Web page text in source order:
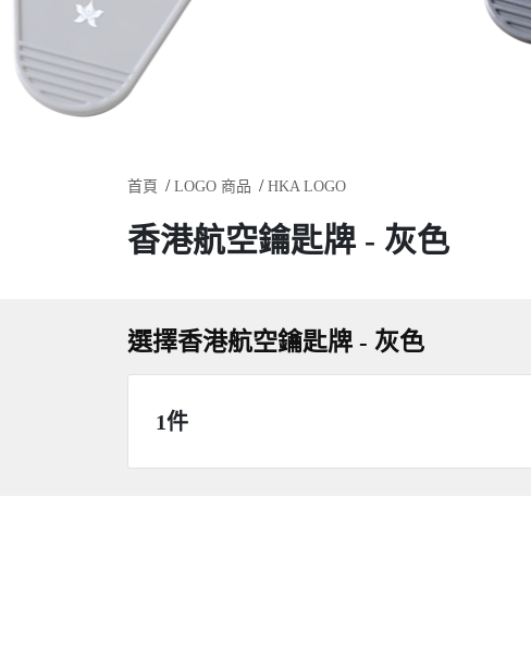
首頁 LOGO 商品 HKA LOGO
香港航空鑰匙牌 - 灰色
選擇香港航空鑰匙牌 - 灰色
1件